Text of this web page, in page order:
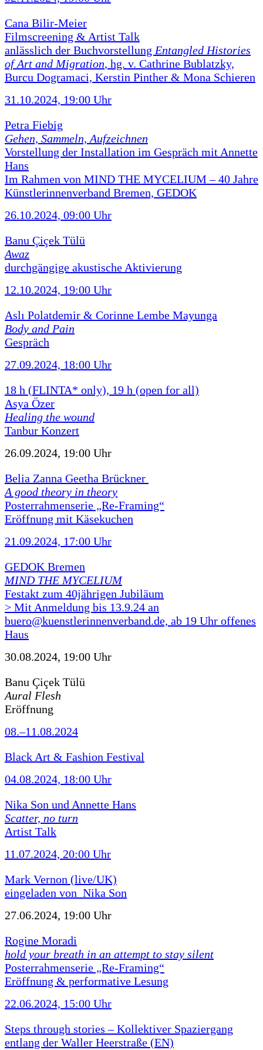
Cana Bilir-Meier
Filmscreening & Artist Talk
anlässlich der Buchvorstellung Entangled Histories
of Art and Migration, hg. v. Cathrine Bublatzky,
Burcu Dogramaci, Kerstin Pinther & Mona Schieren
31.10.2024, 19:00 Uhr
Petra Fiebig
Gehen, Sammeln, Aufzeichnen
Vorstellung der Installation im Gespräch mit Annette
Hans
Im Rahmen von MIND THE MYCELIUM – 40 Jahre
Künstlerinnenverband Bremen, GEDOK
26.10.2024, 09:00 Uhr
Banu Çiçek Tülü
Awaz
durchgängige akustische Aktivierung
12.10.2024, 19:00 Uhr
Aslı Polatdemir & Corinne Lembe Mayunga
Body and Pain
Gespräch
27.09.2024, 18:00 Uhr
18 h (FLINTA* only), 19 h (open for all)
Asya Özer
Healing the wound
Tanbur Konzert
26.09.2024, 19:00 Uhr
Belia Zanna Geetha Brückner
A good theory in theory
Posterrahmenserie „Re-Framing“
Eröffnung mit Käsekuchen
21.09.2024, 17:00 Uhr
GEDOK Bremen
MIND THE MYCELIUM
Festakt zum 40jährigen Jubiläum
> Mit Anmeldung bis 13.9.24 an
buero@kuenstlerinnenverband.de, ab 19 Uhr offenes
Haus
30.08.2024, 19:00 Uhr
Banu Çiçek Tülü
Aural Flesh
Eröffnung
08.–11.08.2024
Black Art & Fashion Festival
04.08.2024, 18:00 Uhr
Nika Son und Annette Hans
Scatter, no turn
Artist Talk
11.07.2024, 20:00 Uhr
Mark Vernon (live/UK)
eingeladen von Nika Son
27.06.2024, 19:00 Uhr
Rogine Moradi
hold your breath in an attempt to stay silent
Posterrahmenserie „Re-Framing“
Eröffnung & performative Lesung
22.06.2024, 15:00 Uhr
Steps through stories – Kollektiver Spaziergang
entlang der Waller Heerstraße (EN)